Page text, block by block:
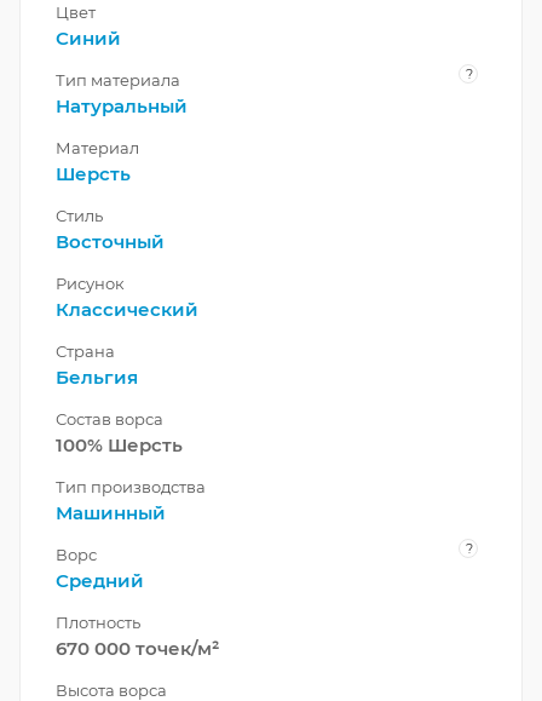
Цвет
Синий
Тип материала ?
Натуральный
Материал
Шерсть
Стиль
Восточный
Рисунок
Классический
Страна
Бельгия
Состав ворса
100% Шерсть
Тип производства
Машинный
Ворс ?
Средний
Плотность
670 000 точек/м²
Высота ворса